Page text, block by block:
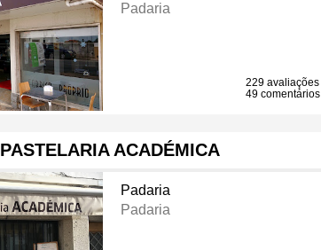
Padaria
229 avaliações
49 comentários
PASTELARIA ACADÉMICA
Padaria
Padaria